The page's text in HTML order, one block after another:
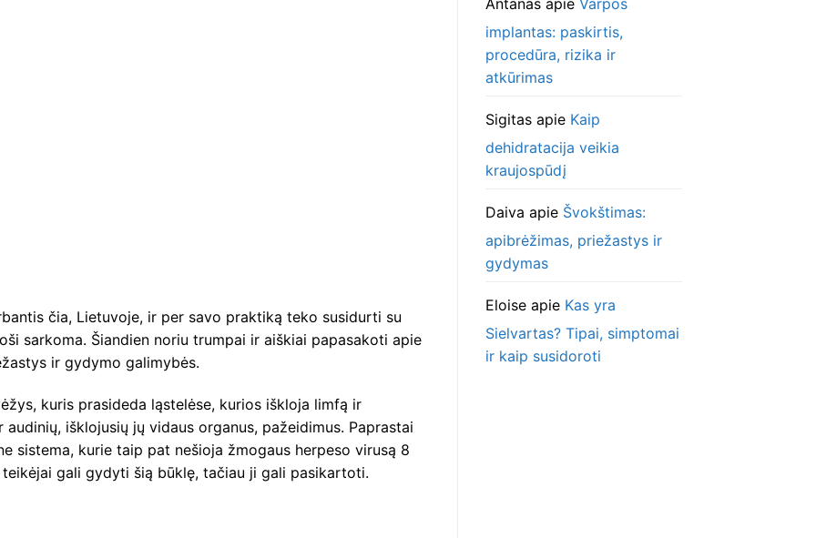
čia, Lietuvoje, ir per savo praktiką teko susidurti su
sarkoma. Šiandien noriu trumpai ir aiškiai papasakoti apie
ir gydymo galimybės.
kuris prasideda ląstelėse, kurios iškloja limfą ir
išklojusių jų vidaus organus, pažeidimus. Paprastai
sistema, kurie taip pat nešioja žmogaus herpeso virusą 8
gali gydyti šią būklę, tačiau ji gali pasikartoti.
Antanasapie Varpos
implantas: paskirtis,
procedūra, rizika ir
atkūrimas
Sigitasapie Kaip
dehidratacija veikia
kraujospūdį
Daiva apie Švokštimas:
apibrėžimas, priežastys ir
gydymas
Eloiseapie Kas yra
Sielvartas? Tipai, simptomai
ir kaip susidoroti